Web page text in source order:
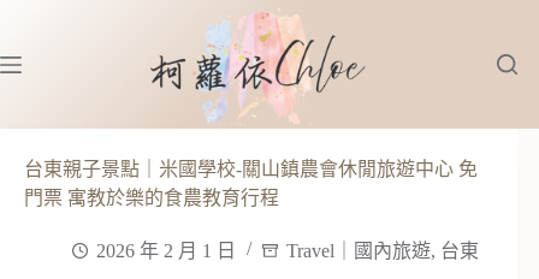
主
內
台東親子景點｜米國學校-關山鎮農會休閒旅遊中心 免
門票 寓教於樂的食農教育行程
2026 年 2 月 1 日 Travel｜國內旅遊, 台東